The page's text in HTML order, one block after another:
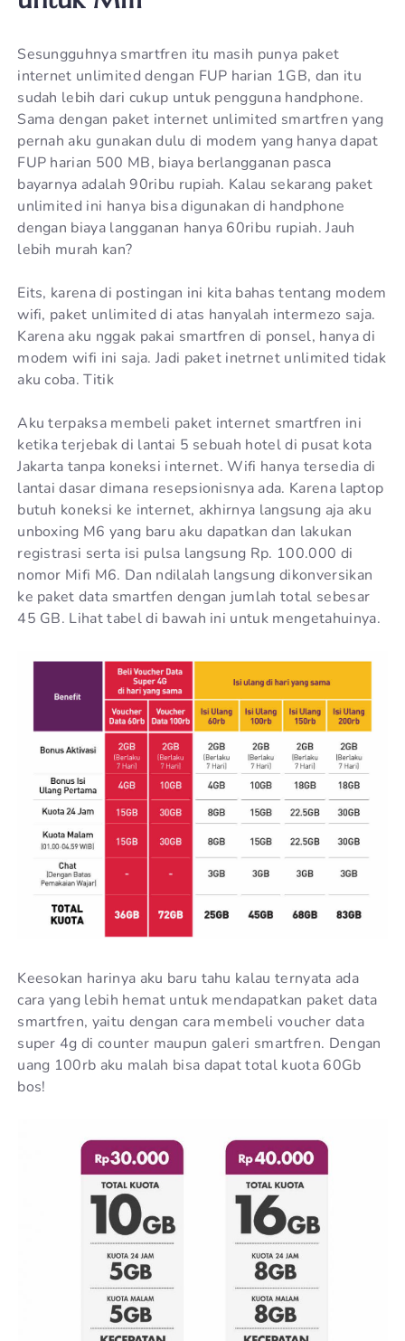
Sesungguhnya smartfren itu masih punya paket
internet unlimited dengan FUP harian 1GB, dan itu
sudah lebih dari cukup untuk pengguna handphone.
Sama dengan paket internet unlimited smartfren yang
pernah aku gunakan dulu di modem yang hanya dapat
FUP harian 500 MB, biaya berlangganan pasca
bayarnya adalah 90ribu rupiah. Kalau sekarang paket
unlimited ini hanya bisa digunakan di handphone
dengan biaya langganan hanya 60ribu rupiah. Jauh
lebih murah kan?
Eits, karena di postingan ini kita bahas tentang modem
wifi, paket unlimited di atas hanyalah intermezo saja.
Karena aku nggak pakai smartfren di ponsel, hanya di
modem wifi ini saja. Jadi paket inetrnet unlimited tidak
aku coba. Titik
Aku terpaksa membeli paket internet smartfren ini
ketika terjebak di lantai 5 sebuah hotel di pusat kota
Jakarta tanpa koneksi internet. Wifi hanya tersedia di
lantai dasar dimana resepsionisnya ada. Karena laptop
butuh koneksi ke internet, akhirnya langsung aja aku
unboxing M6 yang baru aku dapatkan dan lakukan
registrasi serta isi pulsa langsung Rp. 100.000 di
nomor Mifi M6. Dan ndilalah langsung dikonversikan
ke paket data smartfen dengan jumlah total sebesar
45 GB. Lihat tabel di bawah ini untuk mengetahuinya.
Keesokan harinya aku baru tahu kalau ternyata ada
cara yang lebih hemat untuk mendapatkan paket data
smartfren, yaitu dengan cara membeli voucher data
super 4g di counter maupun galeri smartfren. Dengan
uang 100rb aku malah bisa dapat total kuota 60Gb
bos!